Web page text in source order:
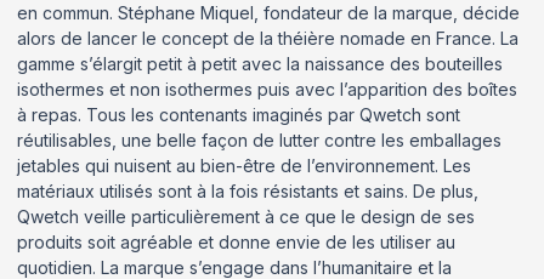
en commun. Stéphane Miquel, fondateur de la marque, décide
alors de lancer le concept de la théière nomade en France. La
gamme s’élargit petit à petit avec la naissance des bouteilles
isothermes et non isothermes puis avec l’apparition des boîtes
à repas. Tous les contenants imaginés par Qwetch sont
réutilisables, une belle façon de lutter contre les emballages
jetables qui nuisent au bien-être de l’environnement. Les
matériaux utilisés sont à la fois résistants et sains. De plus,
Qwetch veille particulièrement à ce que le design de ses
produits soit agréable et donne envie de les utiliser au
quotidien. La marque s’engage dans l’humanitaire et la